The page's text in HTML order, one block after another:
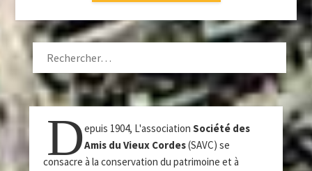
RECHERCHER :
Depuis 1904, L'associationSociété des
Amis du Vieux Cordes(SAVC) se
consacre à la conservation du patrimoine et à